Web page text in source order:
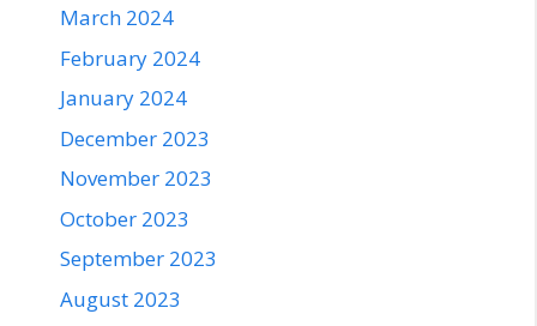
March 2024
February 2024
January 2024
December 2023
November 2023
October 2023
September 2023
August 2023